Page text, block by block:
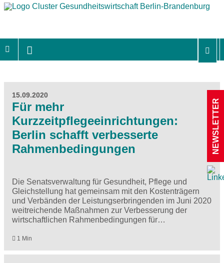
15.09.2020
Für mehr
Kurzzeitpflegeeinrichtungen:
Berlin schafft verbesserte
Rahmenbedingungen
Die Senatsverwaltung für Gesundheit, Pflege und
Gleichstellung hat gemeinsam mit den Kostenträgern
und Verbänden der Leistungserbringenden im Juni 2020
weitreichende Maßnahmen zur Verbesserung der
wirtschaftlichen Rahmenbedingungen für…
1 Min
NEWSLETTER